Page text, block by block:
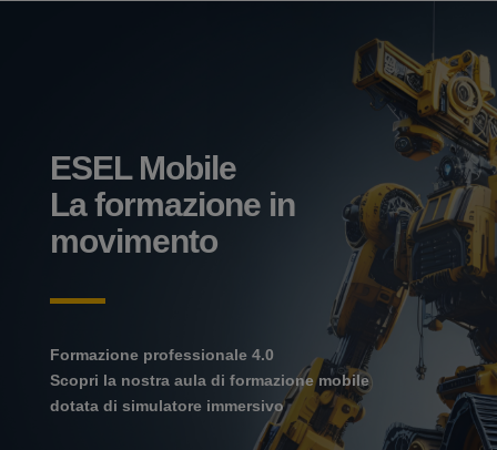
ESEL Mobile
La formazione in
movimento
Formazione professionale 4.0
Scopri la nostra aula di formazione mobile
dotata di simulatore immersivo